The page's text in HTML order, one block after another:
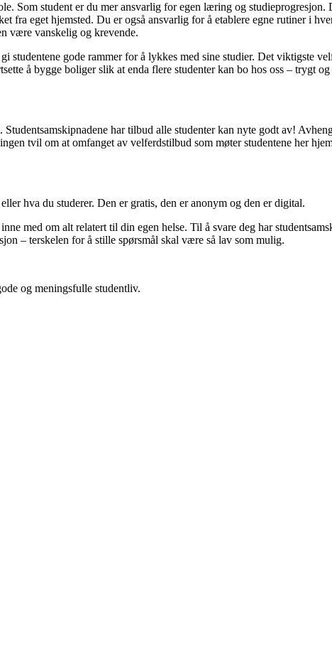
Som student er du mer ansvarlig for egen læring og
eget hjemsted. Du er også ansvarlig for å etablere egne rutiner i
være vanskelig og krevende.
studentene gode rammer for å lykkes med sine studier. Det viktigste
å bygge boliger slik at enda flere studenter kan bo hos oss – trygt
har tilbud alle studenter kan nyte godt av!
tvil om at omfanget av velferdstilbud som møter studentene her
hva du studerer. Den er gratis, den er anonym og den er digital.
med om alt relatert til din egen helse. Til å svare deg har
– terskelen for å stille spørsmål skal være så lav som mulig.
og meningsfulle studentliv.